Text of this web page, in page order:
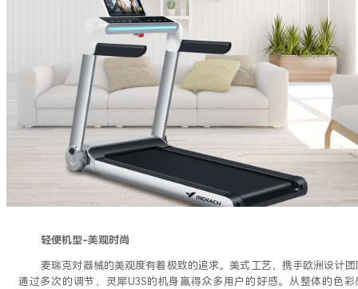
轻便机型-美观时尚
麦瑞克对器械的美观度有着极致的追求。美式工艺，携手欧洲设计团
通过多次的调节，灵犀U3S的机身赢得众多用户的好感。从整体的色彩